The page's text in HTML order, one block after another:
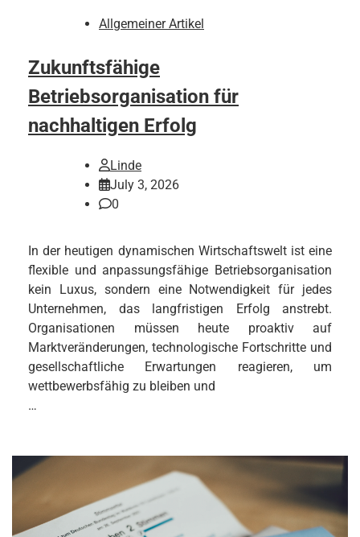
Allgemeiner Artikel
Zukunftsfähige
Betriebsorganisation für
nachhaltigen Erfolg
Linde
July 3, 2026
0
In der heutigen dynamischen Wirtschaftswelt ist eine
flexible und anpassungsfähige Betriebsorganisation
kein Luxus, sondern eine Notwendigkeit für jedes
Unternehmen, das langfristigen Erfolg anstrebt.
Organisationen müssen heute proaktiv auf
Marktveränderungen, technologische Fortschritte und
gesellschaftliche Erwartungen reagieren, um
wettbewerbsfähig zu bleiben und
…